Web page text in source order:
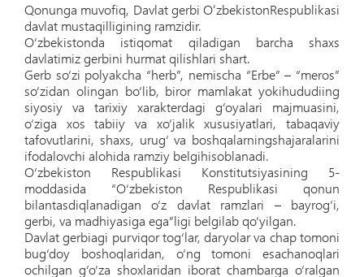
Qonunga muvofiq, Davlat gerbi OʻzbekistonRespublikasi
davlat mustaqilligining ramzidir.
O‘zbekistonda istiqomat qiladigan barcha shaxs
davlatimiz gerbini hurmat qilishlari shart.
Gerb so‘zi polyakcha “herb”, nemischa “Erbe” – “meros”
so‘zidan olingan bo‘lib, biror mamlakat yokihududiing
siyosiy va tarixiy xarakterdagi g‘oyalari majmuasini,
o‘ziga xos tabiiy va xo‘jalik xususiyatlari, tabaqaviy
tafovutlarini, shaxs, urug‘ va boshqalarningshajaralarini
ifodalovchi alohida ramziy belgihisoblanadi.
O‘zbekiston Respublikasi Konstitutsiyasining 5-
moddasida “O‘zbekiston Respublikasi qonun
bilantasdiqlanadigan o‘z davlat ramzlari – bayrog‘i,
gerbi, va madhiyasiga ega”ligi belgilab qo‘yilgan.
Davlat gerbiagi purviqor tog‘lar, daryolar va chap tomoni
bug‘doy boshoqlaridan, o‘ng tomoni esachanoqlari
ochilgan g‘o‘za shoxlaridan iborat chambarga o‘ralgan